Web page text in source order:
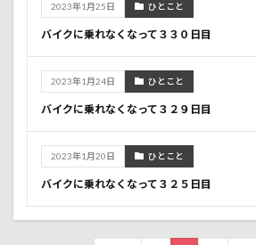
2023年1月25日 ひとこと
バイクに乗れなくなって３３０日目
2023年1月24日 ひとこと
バイクに乗れなくなって３２９日目
2023年1月20日 ひとこと
バイクに乗れなくなって３２５日目